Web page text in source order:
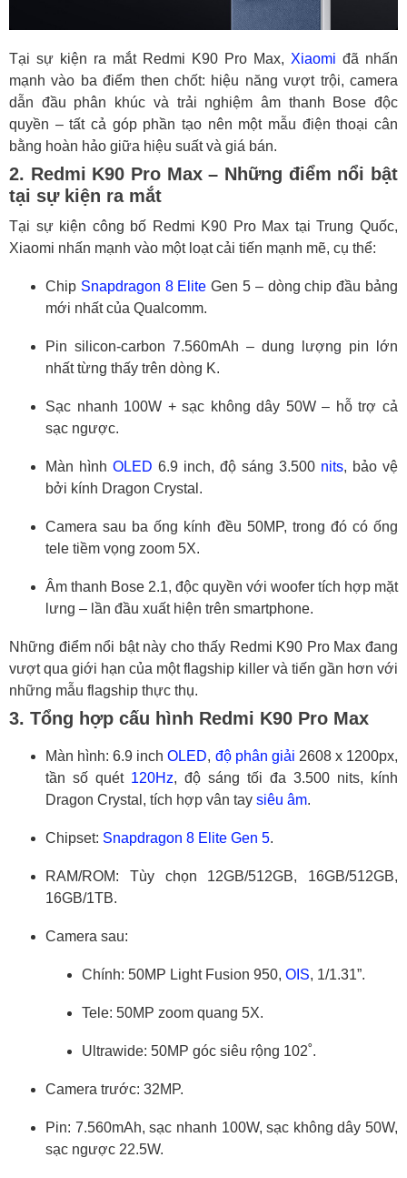
Tại sự kiện ra mắt Redmi K90 Pro Max, Xiaomi đã nhấn
mạnh vào ba điểm then chốt: hiệu năng vượt trội, camera
dẫn đầu phân khúc và trải nghiệm âm thanh Bose độc
quyền – tất cả góp phần tạo nên một mẫu điện thoại cân
bằng hoàn hảo giữa hiệu suất và giá bán.
2. Redmi K90 Pro Max – Những điểm nổi bật
tại sự kiện ra mắt
Tại sự kiện công bố Redmi K90 Pro Max tại Trung Quốc,
Xiaomi nhấn mạnh vào một loạt cải tiến mạnh mẽ, cụ thể:
Chip Snapdragon 8 Elite Gen 5 – dòng chip đầu bảng
mới nhất của Qualcomm.
Pin silicon-carbon 7.560mAh – dung lượng pin lớn
nhất từng thấy trên dòng K.
Sạc nhanh 100W + sạc không dây 50W – hỗ trợ cả
sạc ngược.
Màn hình OLED 6.9 inch, độ sáng 3.500 nits, bảo vệ
bởi kính Dragon Crystal.
Camera sau ba ống kính đều 50MP, trong đó có ống
tele tiềm vọng zoom 5X.
Âm thanh Bose 2.1, độc quyền với woofer tích hợp mặt
lưng – lần đầu xuất hiện trên smartphone.
Những điểm nổi bật này cho thấy Redmi K90 Pro Max đang
vượt qua giới hạn của một flagship killer và tiến gần hơn với
những mẫu flagship thực thụ.
3. Tổng hợp cấu hình Redmi K90 Pro Max
Màn hình: 6.9 inchOLED, độ phân giải 2608 x 1200px,
tần số quét 120Hz, độ sáng tối đa 3.500 nits, kính
Dragon Crystal, tích hợp vân tay siêu âm.
Chipset: Snapdragon 8 Elite Gen 5.
RAM/ROM: Tùy chọn 12GB/512GB, 16GB/512GB,
16GB/1TB.
Camera sau:
Chính: 50MP Light Fusion 950, OIS, 1/1.31”.
Tele: 50MP zoom quang 5X.
Ultrawide: 50MP góc siêu rộng 102˚.
Camera trước: 32MP.
Pin: 7.560mAh, sạc nhanh 100W, sạc không dây 50W,
sạc ngược 22.5W.